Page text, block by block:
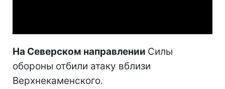
На Северском направлении Силы
обороны отбили атаку вблизи
Верхнекаменского.